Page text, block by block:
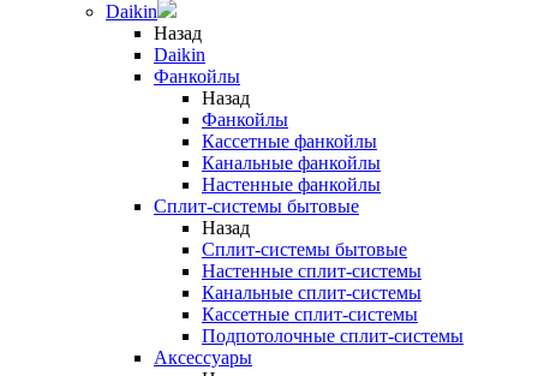
Daikin
Назад
Daikin
Фанкойлы
Назад
Фанкойлы
Кассетные фанкойлы
Канальные фанкойлы
Настенные фанкойлы
Сплит-системы бытовые
Назад
Сплит-системы бытовые
Настенные сплит-системы
Канальные сплит-системы
Кассетные сплит-системы
Подпотолочные сплит-системы
Аксессуары